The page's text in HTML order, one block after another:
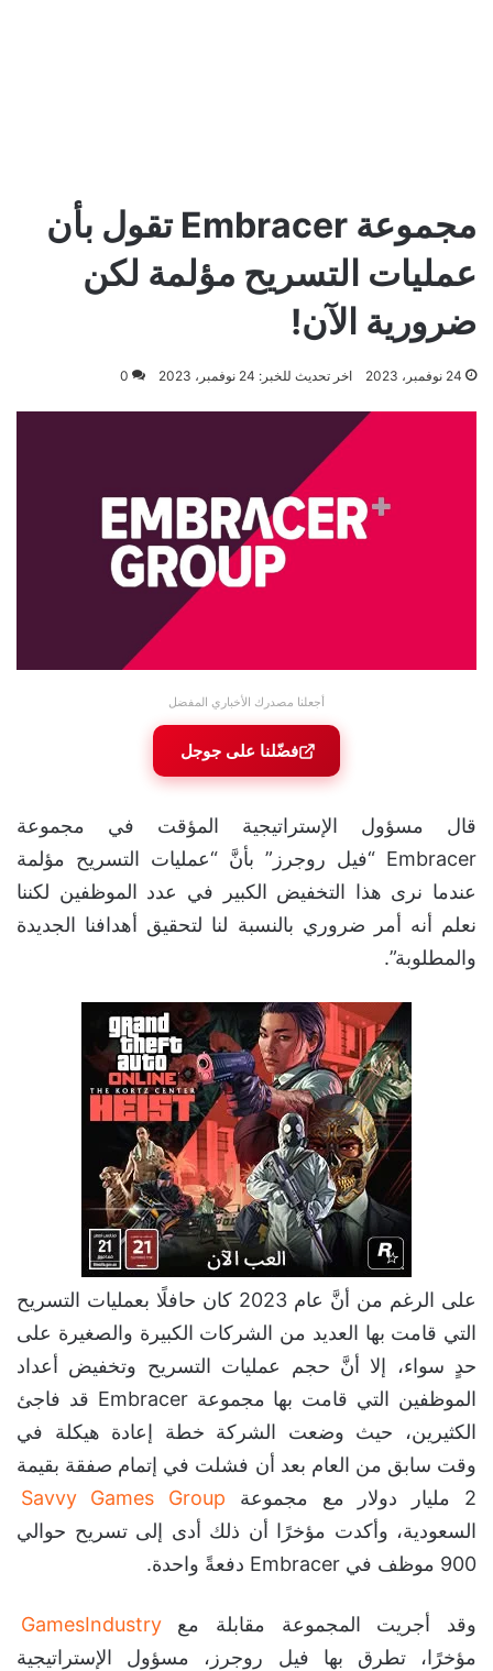
مجموعة Embracer تقول بأن
عمليات التسريح مؤلمة لكن
ضرورية الآن!
24 نوفمبر، 2023 اخر تحديث للخبر: 24 نوفمبر، 2023 0
أجعلنا مصدرك الأخباري المفضل
فضّلنا على جوجل
قال مسؤول الإستراتيجية المؤقت في مجموعة
Embracer “فيل روجرز” بأنَّ “عمليات التسريح مؤلمة
عندما نرى هذا التخفيض الكبير في عدد الموظفين لكننا
نعلم أنه أمر ضروري بالنسبة لنا لتحقيق أهدافنا الجديدة
والمطلوبة”.
على الرغم من أنَّ عام 2023 كان حافلًا بعمليات التسريح
التي قامت بها العديد من الشركات الكبيرة والصغيرة على
حدٍ سواء، إلا أنَّ حجم عمليات التسريح وتخفيض أعداد
الموظفين التي قامت بها مجموعة Embracer قد فاجئ
الكثيرين، حيث وضعت الشركة خطة إعادة هيكلة في
وقت سابق من العام بعد أن فشلت في إتمام صفقة بقيمة
2 مليار دولار مع مجموعة
Savvy Games Group
السعودية، وأكدت مؤخرًا أن ذلك أدى إلى تسريح حوالي
900 موظف في Embracer دفعةً واحدة.
وقد أجريت المجموعة مقابلة معGamesIndustry
مؤخرًا، تطرق بها فيل روجرز، مسؤول الإستراتيجية